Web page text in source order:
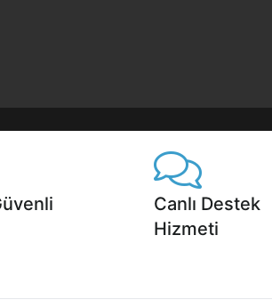
Canlı Destek
Hizmeti